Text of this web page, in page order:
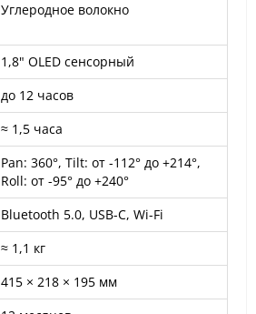
Углеродное волокно
1,8" OLED сенсорный
до 12 часов
≈ 1,5 часа
Pan: 360°, Tilt: от -112° до +214°,
Roll: от -95° до +240°
Bluetooth 5.0, USB-C, Wi-Fi
≈ 1,1 кг
415 × 218 × 195 мм